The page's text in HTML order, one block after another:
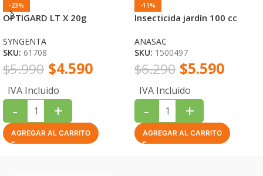
-23%
OPTIGARD LT X 20g
SYNGENTA
SKU: 61708
$5.990 $4.590
IVA Incluido
- +
AGREGAR AL CARRITO
-11%
Insecticida jardín 100 cc
ANASAC
SKU: 1500497
$6.290 $5.590
IVA Incluido
- +
AGREGAR AL CARRITO